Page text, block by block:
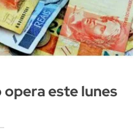
opera este lunes